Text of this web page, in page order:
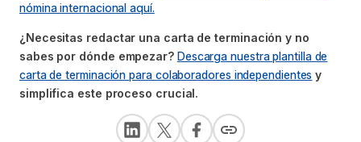
nómina internacional aquí.
¿Necesitas redactar una carta de terminación y no
sabes por dónde empezar? Descarga nuestra plantilla de
carta de terminación para colaboradores independientes y
simplifica este proceso crucial.